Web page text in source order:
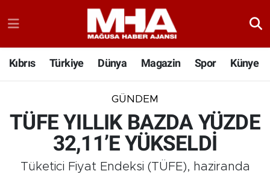
Kıbrıs Türkiye Dünya Magazin Spor Künye
GÜNDEM
TÜFE YILLIK BAZDA YÜZDE
32,11’E YÜKSELDİ
Tüketici Fiyat Endeksi (TÜFE), haziranda